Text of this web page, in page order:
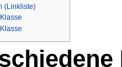
(Linkliste)